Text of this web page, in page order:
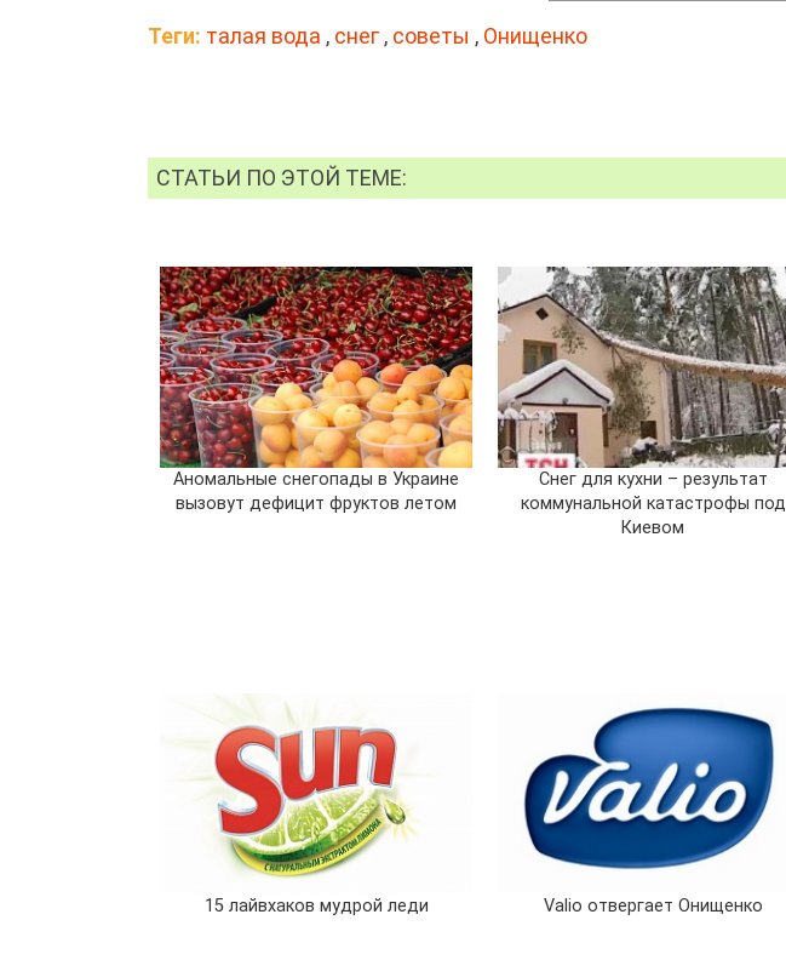
Теги: талая вода , снег , советы , Онищенко
СТАТЬИ ПО ЭТОЙ ТЕМЕ:
Аномальные снегопады в Украине
вызовут дефицит фруктов летом
Снег для кухни – результат
коммунальной катастрофы под
Киевом
15 лайвхаков мудрой леди Valio отвергает Онищенко